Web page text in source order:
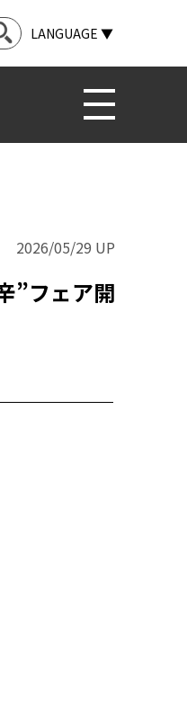
LANGUAGE ▼
2026/05/29 UP
”フェア開